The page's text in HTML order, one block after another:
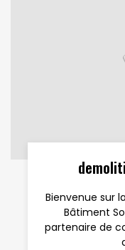
Bienvenue sur
Bâtiment
partenaire de